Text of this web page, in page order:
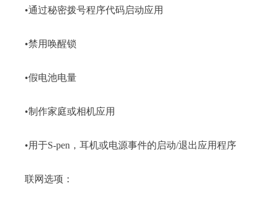
•通过秘密拨号程序代码启动应用
•禁用唤醒锁
•假电池电量
•制作家庭或相机应用
•用于S-pen，耳机或电源事件的启动/退出应用程序
联网选项：